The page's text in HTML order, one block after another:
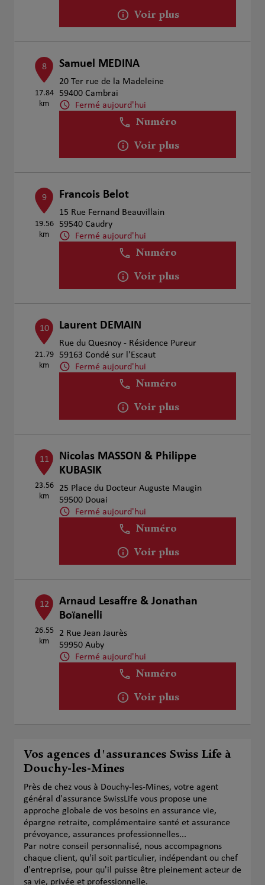
Voir plus
8
17.84
km
Samuel MEDINA
20 Ter rue de la Madeleine
59400 Cambrai
Fermé aujourd'hui
Numéro
Voir plus
9
19.56
km
Francois Belot
15 Rue Fernand Beauvillain
59540 Caudry
Fermé aujourd'hui
Numéro
Voir plus
10
21.79
km
Laurent DEMAIN
Rue du Quesnoy - Résidence Pureur
59163 Condé sur l'Escaut
Fermé aujourd'hui
Numéro
Voir plus
11
23.56
km
Nicolas MASSON & Philippe
KUBASIK
25 Place du Docteur Auguste Maugin
59500 Douai
Fermé aujourd'hui
Numéro
Voir plus
12
26.55
km
Arnaud Lesaffre & Jonathan
Boïanelli
2 Rue Jean Jaurès
59950 Auby
Fermé aujourd'hui
Numéro
Voir plus
Vos agences d'assurances Swiss Life à
Douchy-les-Mines
Près de chez vous à Douchy-les-Mines, votre agent
général d'assurance SwissLife vous propose une
approche globale de vos besoins en assurance vie,
épargne retraite, complémentaire santé et assurance
prévoyance, assurances professionnelles...
Par notre conseil personnalisé, nous accompagnons
chaque client, qu'il soit particulier, indépendant ou chef
d'entreprise, pour qu'il puisse être pleinement acteur de
sa vie, privée et professionnelle.